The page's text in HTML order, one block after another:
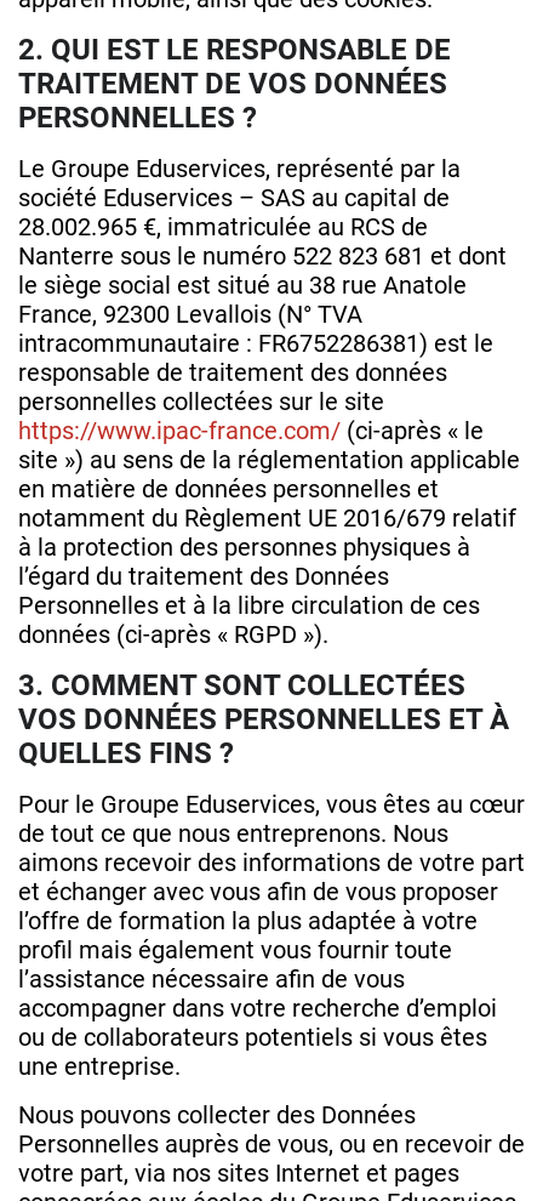
2. QUI EST LE RESPONSABLE DE
TRAITEMENT DE VOS DONNÉES
PERSONNELLES ?
Le Groupe Eduservices, représenté par la
société Eduservices – SAS au capital de
28.002.965 €, immatriculée au RCS de
Nanterre sous le numéro 522 823 681 et dont
le siège social est situé au 38 rue Anatole
France, 92300 Levallois (N° TVA
intracommunautaire : FR6752286381) est le
responsable de traitement des données
personnelles collectées sur le site
https://www.ipac-france.com/ (ci-après « le
site ») au sens de la réglementation applicable
en matière de données personnelles et
notamment du Règlement UE 2016/679 relatif
à la protection des personnes physiques à
l’égard du traitement des Données
Personnelles et à la libre circulation de ces
données (ci-après « RGPD »).
3. COMMENT SONT COLLECTÉES
VOS DONNÉES PERSONNELLES ET À
QUELLES FINS ?
Pour le Groupe Eduservices, vous êtes au cœur
de tout ce que nous entreprenons. Nous
aimons recevoir des informations de votre part
et échanger avec vous afin de vous proposer
l’offre de formation la plus adaptée à votre
profil mais également vous fournir toute
l’assistance nécessaire afin de vous
accompagner dans votre recherche d’emploi
ou de collaborateurs potentiels si vous êtes
une entreprise.
Nous pouvons collecter des Données
Personnelles auprès de vous, ou en recevoir de
votre part, via nos sites Internet et pages